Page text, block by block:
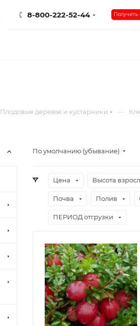
8-800-222-52-44 Получить
Плодовые деревья и кустарники —
По умолчанию (убывание)
Цена Высота
Почва Полив
ПЕРИОД отгрузки